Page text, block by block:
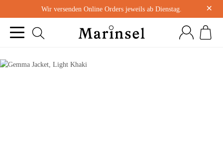
Wir versenden Online Orders jeweils ab Dienstag. ×